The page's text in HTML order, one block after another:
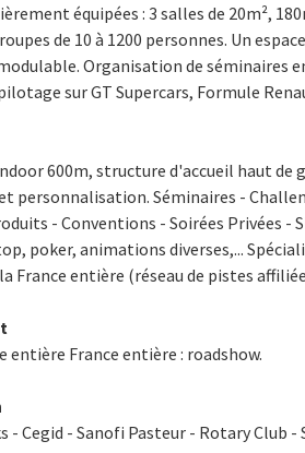
équipées : 3 salles de 20m²,
de 10 à 1200 personnes. Un
Organisation de séminaires
sur GT Supercars, Formule
600m, structure d'accueil haut de
personnalisation. Séminaires -
- Conventions - Soirées Privées -
poker, animations diverses,...
France entière (réseau de pistes
entière France entière : roadshow.
- Cegid - Sanofi Pasteur - Rotary Club -